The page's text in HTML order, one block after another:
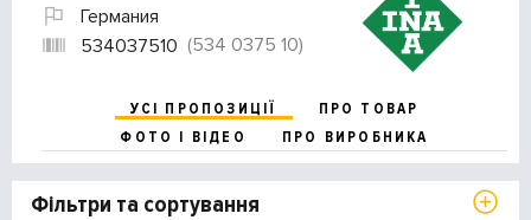
Германия
534037510 (534 0375 10)
УСІ ПРОПОЗИЦІЇ
ПРО ТОВАР
ФОТО І ВІДЕО
ПРО ВИРОБНИКА
Фільтри та сортування